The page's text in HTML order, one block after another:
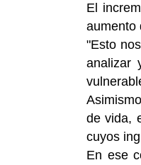
El
aumento
"Esto
analizar
de vida,
cuyos
En ese